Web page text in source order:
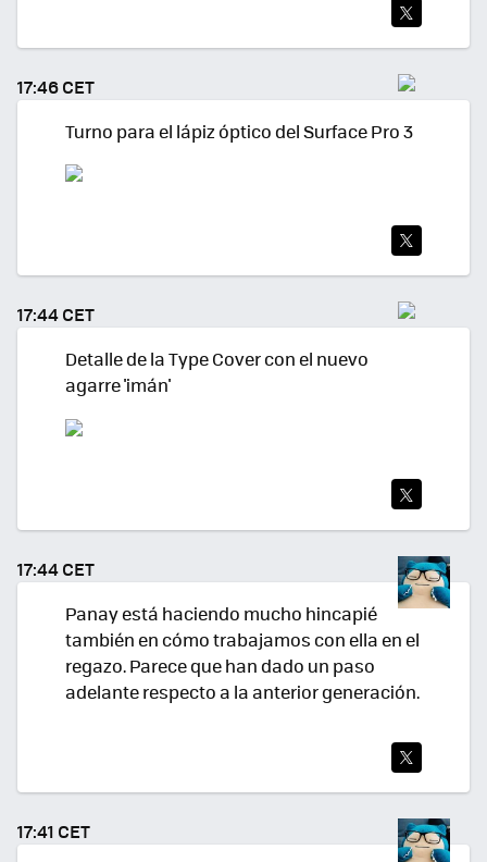
TEA
R
17:46 CET
Turno para el lápiz óptico del Surface Pro 3
TEA
R
17:44 CET
Detalle de la Type Cover con el nuevo
agarre 'imán'
TEA
R
17:44 CET
Panay está haciendo mucho hincapié
también en cómo trabajamos con ella en el
regazo. Parece que han dado un paso
adelante respecto a la anterior generación.
TEA
R
17:41 CET